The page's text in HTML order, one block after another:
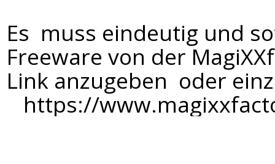
Es muss eindeutig und
Freeware von der
Link anzugeben oder
https://